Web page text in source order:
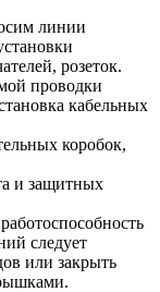
линии
розеток.
проводки
кабельных
коробок,
и защитных
следует
или закрыть